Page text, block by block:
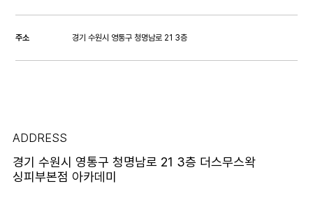
주소 경기 수원시 영통구 청명남로 21 3층
ADDRESS
경기 수원시 영통구 청명남로 21 3층 더스무스왁
싱피부본점 아카데미